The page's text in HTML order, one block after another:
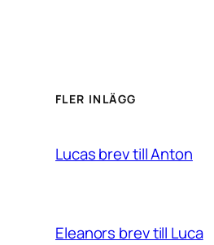
FLER INLÄGG
Lucas brev till Anton
Eleanors brev till Luca